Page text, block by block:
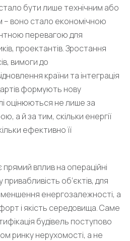
бути лише технічним або
– воно стало економічною
перевагою для
проектантів. Зростання
вимоги до
країни та інтеграція
формують нову
оцінюються не лише за
а й за тим, скільки енергії
ефективно її
вплив на операційні
об’єктів, для
енергозалежності, а
і якість середовища. Саме
будівель поступово
ринку нерухомості, а не